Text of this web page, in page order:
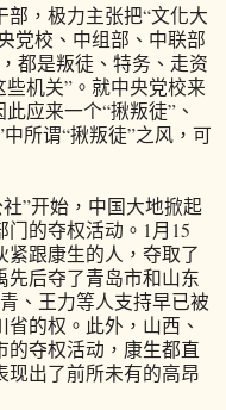
，极力主张把“文化大
党校、中组部、中联部
都是叛徒、特务、走资
机关”。就中央党校来
应来一个“揪叛徒”、
所谓“揪叛徒”之风，可
”开始，中国大地掀起
的夺权活动。1月15
紧跟康生的人，夺取了
先后夺了青岛市和山东
、王力等人支持早已被
的权。此外，山西、
的夺权活动，康生都直
现出了前所未有的高昂